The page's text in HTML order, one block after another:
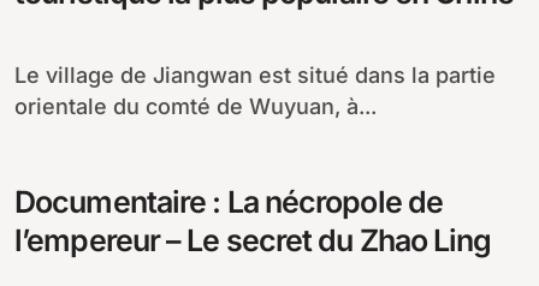
Le village de Jiangwan est situé dans la partie
orientale du comté de Wuyuan, à...
Documentaire : La nécropole de
l’empereur – Le secret du Zhao Ling